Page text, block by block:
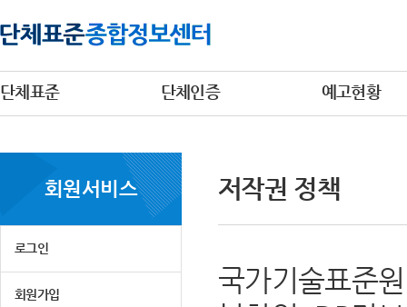
단체표준 단체인증 예고현황
회원서비스
로그인
회원가입
저작권 정책
국가기술표준